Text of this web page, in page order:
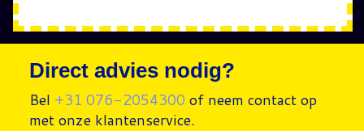
Direct advies nodig?
Bel +31 076-2054300 of neem contact op
met onze klantenservice.